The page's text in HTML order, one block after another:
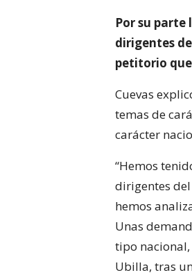
Por su parte
dirigentes
petitorio
Cuevas
temas de
carácter
“Hemos
dirigentes
hemos
Unas
tipo
Ubilla, tras